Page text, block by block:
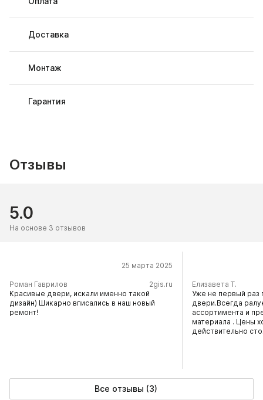
Доставка
Монтаж
Гарантия
Отзывы
5.0
На основе 3 отзывов
25 марта 2025
​Роман Гаврилов
2gis.ru
Красивые двери, искали именно такой
дизайн) Шикарно вписались в наш новый
ремонт!
Елизавета Т.
Уже не первый раз
двери.Всегда
ассортимента и
материала . Цены
действительно
Все отзывы (3)